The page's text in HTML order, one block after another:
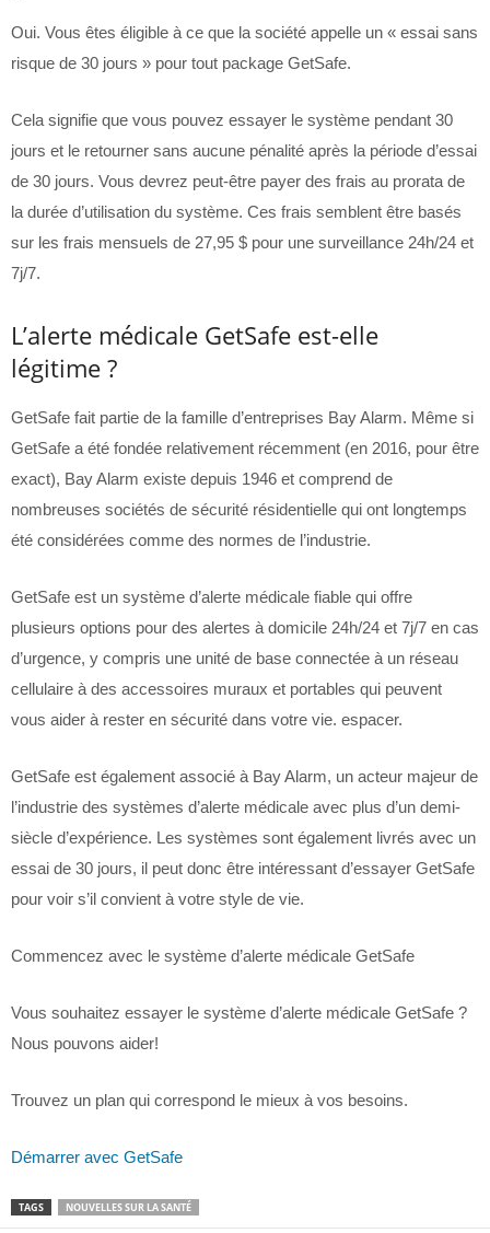
Oui. Vous êtes éligible à ce que la société appelle un « essai sans
risque de 30 jours » pour tout package GetSafe.
Cela signifie que vous pouvez essayer le système pendant 30
jours et le retourner sans aucune pénalité après la période d’essai
de 30 jours. Vous devrez peut-être payer des frais au prorata de
la durée d’utilisation du système. Ces frais semblent être basés
sur les frais mensuels de 27,95 $ pour une surveillance 24h/24 et
7j/7.
L’alerte médicale GetSafe est-elle
légitime ?
GetSafe fait partie de la famille d’entreprises Bay Alarm. Même si
GetSafe a été fondée relativement récemment (en 2016, pour être
exact), Bay Alarm existe depuis 1946 et comprend de
nombreuses sociétés de sécurité résidentielle qui ont longtemps
été considérées comme des normes de l’industrie.
GetSafe est un système d’alerte médicale fiable qui offre
plusieurs options pour des alertes à domicile 24h/24 et 7j/7 en cas
d’urgence, y compris une unité de base connectée à un réseau
cellulaire à des accessoires muraux et portables qui peuvent
vous aider à rester en sécurité dans votre vie. espacer.
GetSafe est également associé à Bay Alarm, un acteur majeur de
l’industrie des systèmes d’alerte médicale avec plus d’un demi-
siècle d’expérience. Les systèmes sont également livrés avec un
essai de 30 jours, il peut donc être intéressant d’essayer GetSafe
pour voir s’il convient à votre style de vie.
Commencez avec le système d’alerte médicale GetSafe
Vous souhaitez essayer le système d’alerte médicale GetSafe ?
Nous pouvons aider!
Trouvez un plan qui correspond le mieux à vos besoins.
Démarrer avec GetSafe
TAGS NOUVELLES SUR LA SANTÉ